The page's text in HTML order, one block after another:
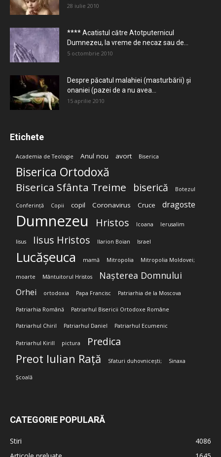
28 iulie 2010
**** Acatistul către Atotputernicul
Dumnezeu, la vreme de necaz sau de...
5 octombrie 2010
Despre păcatul malahiei (masturbării) şi
onaniei (pazei de a nu avea...
15 aprilie 2010
Etichete
Academia de Teologie Anul nou avort Biserica
Biserica Ortodoxă
Biserica Sfânta Treime biserică Botezul
Conferință Copii copil Coronavirus Cruce dragoste
Dumnezeu Hristos Icoana Ierusalim
Iisus Iisus Hristos Ilarion Boian Israel
Lucășeuca mamă Mitropolia Mitropolia Moldovei;
moarte Mântuitorul Hristos Nașterea Domnului
Orhei ortodoxia Papa Francisc Patriarhia de la Moscova
Patriarhia Română Patriarhul Bisericii Ortodoxe Române
Patriarhul Chiril Patriarhul Daniel Patriarhul Ecumenic
Patriarhul Kirill pictura Predica
Preot Iulian Rață Sfaturi duhovnicești; Sinaxa
Școală
CATEGORIE POPULARĂ
Stiri
4086